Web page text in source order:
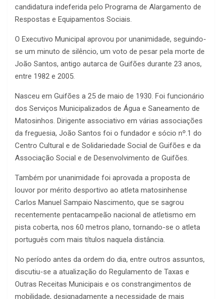
candidatura indeferida pelo Programa de Alargamento de
Respostas e Equipamentos Sociais.
O Executivo Municipal aprovou por unanimidade, seguindo-
se um minuto de silêncio, um voto de pesar pela morte de
João Santos, antigo autarca de Guifões durante 23 anos,
entre 1982 e 2005.
Nasceu em Guifões a 25 de maio de 1930. Foi funcionário
dos Serviços Municipalizados de Água e Saneamento de
Matosinhos. Dirigente associativo em várias associações
da freguesia, João Santos foi o fundador e sócio nº.1 do
Centro Cultural e de Solidariedade Social de Guifões e da
Associação Social e de Desenvolvimento de Guifões.
Também por unanimidade foi aprovada a proposta de
louvor por mérito desportivo ao atleta matosinhense
Carlos Manuel Sampaio Nascimento, que se sagrou
recentemente pentacampeão nacional de atletismo em
pista coberta, nos 60 metros plano, tornando-se o atleta
português com mais títulos naquela distância.
No período antes da ordem do dia, entre outros assuntos,
discutiu-se a atualização do Regulamento de Taxas e
Outras Receitas Municipais e os constrangimentos de
mobilidade, designadamente a necessidade de mais